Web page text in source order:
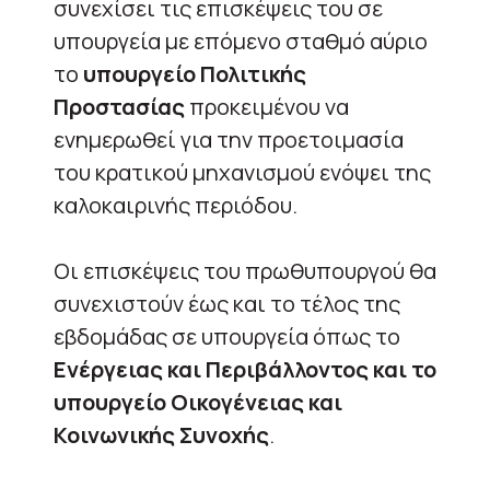
συνεχίσει τις επισκέψεις του σε
υπουργεία με επόμενο σταθμό αύριο
το υπουργείο Πολιτικής
Προστασίαςπροκειμένου να
ενημερωθεί για την προετοιμασία
του κρατικού μηχανισμού ενόψει της
καλοκαιρινής περιόδου.
Οι επισκέψεις του πρωθυπουργού θα
συνεχιστούν έως και το τέλος της
εβδομάδας σε υπουργεία όπως το
Ενέργειας και Περιβάλλοντος και το
υπουργείο Οικογένειας και
Κοινωνικής Συνοχής.